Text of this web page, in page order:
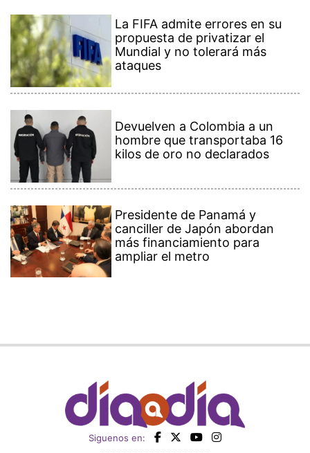
La FIFA admite errores en su
propuesta de privatizar el
Mundial y no tolerará más
ataques
Devuelven a Colombia a un
hombre que transportaba 16
kilos de oro no declarados
Presidente de Panamá y
canciller de Japón abordan
más financiamiento para
ampliar el metro
Siguenos en: